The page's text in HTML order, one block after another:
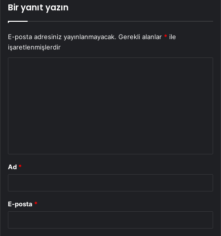
Bir yanıt yazın
E-posta adresiniz yayınlanmayacak. Gerekli alanlar * ile
işaretlenmişlerdir
Ad *
E-posta *